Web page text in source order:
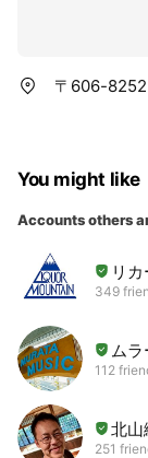
〒606-8252
You might like
Accounts others
リ
349
ム
112
北山
251